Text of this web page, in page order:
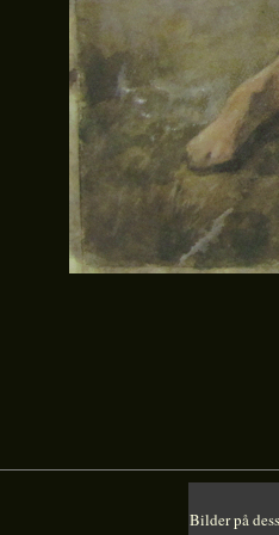
Bilder på